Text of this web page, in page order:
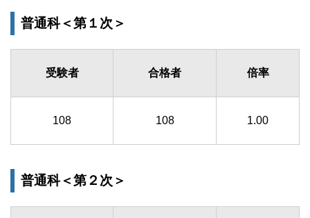
普通科＜第１次＞
受験者 合格者 倍率
108 108 1.00
普通科＜第２次＞